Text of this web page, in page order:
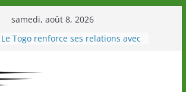
samedi, août 8, 2026
Le Togo renforce ses relations avec
Éléphants en Côte d’Ivoire
LOTO DETENTE”, un nouveau tirage